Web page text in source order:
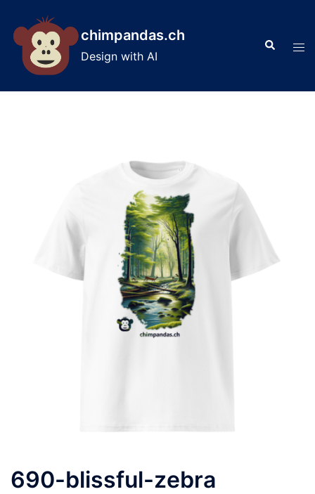
content
chimpandas.ch
Design with AI
Search
690-blissful-zebra